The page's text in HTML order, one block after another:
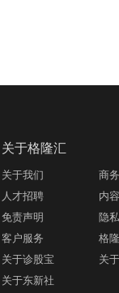
关于格隆汇
关于我们
商
人才招聘
内
免责声明
隐
客户服务
格
关于诊股宝
关
关于东新社